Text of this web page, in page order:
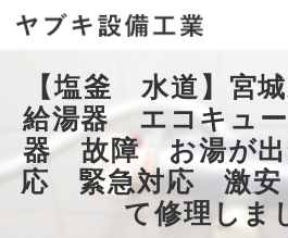
【塩釜 水道】宮
給湯器 エコキュ
器 故障 お湯が
応 緊急対応 激安
て修理しま